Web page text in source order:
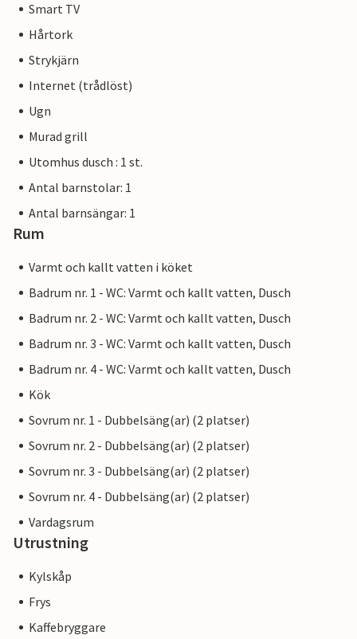
Smart TV
Hårtork
Strykjärn
Internet (trådlöst)
Ugn
Murad grill
Utomhus dusch : 1 st.
Antal barnstolar: 1
Antal barnsängar: 1
Rum
Varmt och kallt vatten i köket
Badrum nr. 1 - WC: Varmt och kallt vatten, Dusch
Badrum nr. 2 - WC: Varmt och kallt vatten, Dusch
Badrum nr. 3 - WC: Varmt och kallt vatten, Dusch
Badrum nr. 4 - WC: Varmt och kallt vatten, Dusch
Kök
Sovrum nr. 1 - Dubbelsäng(ar) (2 platser)
Sovrum nr. 2 - Dubbelsäng(ar) (2 platser)
Sovrum nr. 3 - Dubbelsäng(ar) (2 platser)
Sovrum nr. 4 - Dubbelsäng(ar) (2 platser)
Vardagsrum
Utrustning
Kylskåp
Frys
Kaffebryggare